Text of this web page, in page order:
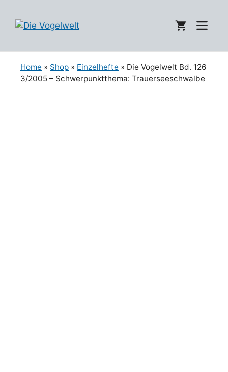
Inhalt
springen
Home » Shop » Einzelhefte » Die Vogelwelt Bd. 126
3/2005 – Schwerpunktthema: Trauerseeschwalbe